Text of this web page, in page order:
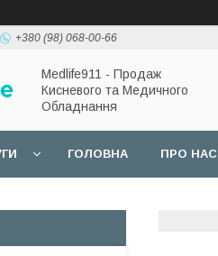
+380 (98) 068-00-66
Medlife911 - Продаж
Кисневого та Медичного
Обладнання
ГОЛОВНА ПРО НАС